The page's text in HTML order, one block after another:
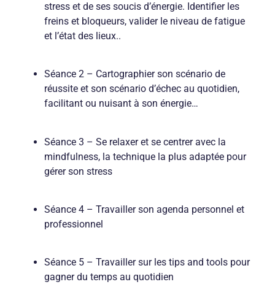
stress et de ses soucis d’énergie. Identifier les
freins et bloqueurs, valider le niveau de fatigue
et l’état des lieux..
Séance 2 – Cartographier son scénario de
réussite et son scénario d’échec au quotidien,
facilitant ou nuisant à son énergie…
Séance 3 – Se relaxer et se centrer avec la
mindfulness, la technique la plus adaptée pour
gérer son stress
Séance 4 – Travailler son agenda personnel et
professionnel
Séance 5 – Travailler sur les tips and tools pour
gagner du temps au quotidien